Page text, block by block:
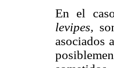
En el
levipes,
asociados